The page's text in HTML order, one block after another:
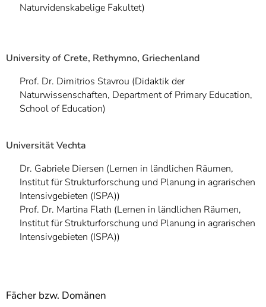
Naturvidenskabelige Fakultet)
University of Crete, Rethymno, Griechenland
Prof. Dr. Dimitrios Stavrou (Didaktik der
Naturwissenschaften, Department of Primary Education,
School of Education)
Universität Vechta
Dr. Gabriele Diersen (Lernen in ländlichen Räumen,
Institut für Strukturforschung und Planung in agrarischen
Intensivgebieten (ISPA))
Prof. Dr. Martina Flath (Lernen in ländlichen Räumen,
Institut für Strukturforschung und Planung in agrarischen
Intensivgebieten (ISPA))
Fächer bzw. Domänen